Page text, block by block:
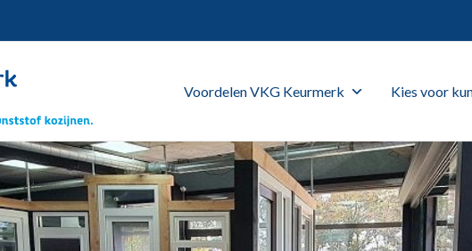
Voordelen VKG Keurmerk Kies voor